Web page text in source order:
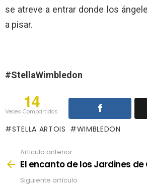
se atreve a entrar donde los
a pisar.
#StellaWimbledon
14
Veces Compartidos
STELLA ARTOIS WIMBLEDON
more
Articulo anterior
El encanto de los Jardines de
Siguiente artículo